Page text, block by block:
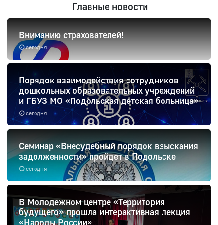
Главные новости
сегодня
Вниманию страхователей!
сегодня
Порядок взаимодействия сотрудников
дошкольных образовательных учреждений
и ГБУЗ МО «Подольская детская больница»
сегодня
Семинар «Внесудебный порядок взыскания
задолженности» пройдет в Подольске
В Молодежном центре «Территория
будущего» прошла интерактивная лекция
«Народы России»